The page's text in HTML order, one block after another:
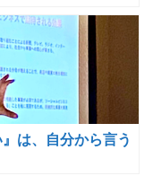
は、自分から言う